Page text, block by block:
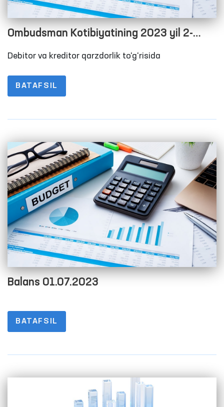
Ombudsman Kotibiyatining 2023 yil 2-
chorak yakuni bo‘yicha debitor va kreditor
Debitor va kreditor qarzdorlik to‘g‘risida
BATAFSIL
Balans 01.07.2023
BATAFSIL